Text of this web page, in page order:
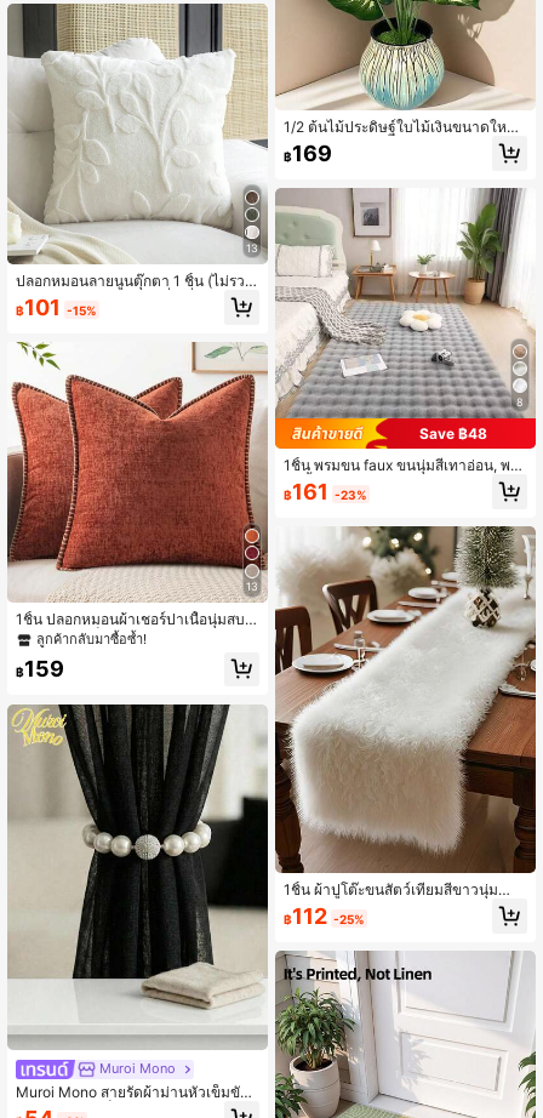
าที่ระบายอากาศได้ดี, ไม่มีปลอกหมอน.
ใช้ได้สำหรับโซฟาห้องนั่งเล่น, ตกแต่งห้
อง, งานเลี้ยงวันหยุดและเบาะรถยนต์.
13
ปลอกหมอนลายนูนตุ๊กตา 1 ชิ้น (ไม่รวม
แกนหมอน) ปลอกหมอนสี่เหลี่ยมสไตล์เรี
ยบง่ายเหมาะสำหรับห้องนั่งเล่นและห้อง
฿101 -15%
13
1ชิ้น ปลอกหมอนผ้าเชอร์ปาเนื้อนุ่มสบา
ยพร้อมขอบเย็บ สีสนิม (ไม่รวมไส้หมอ
น) เหมาะสำหรับโซฟา, เตียง, ฤดูใบไม้
ผลิ/ฤดูร้อน
ลูกค้ากลับมาซื้อซ้ำ!
฿159
Muroi Mono
Muroi Mono สายรัดผ้าม่านหัวเข็มขัด
มุก ABS แม่เหล็ก, สายรัดผ้าม่านดูดแม่
1/2 ต้นไม้ประดิษฐ์ใบไม้เงินขนาดใหญ่
แบบสมจริง - ต้นไม้ใบกว้างดีไซน์ตกแ
ต่ง สร้างสไตล์ป่าฝนเขตร้อนใบกว้างสีเ
นร่มและกลางแจ้ง ต้นไม้ประดิษฐ์ในกระ
ถาง เหมาะสำหรับงานแต่งงาน โรงแรม
สวน ลานบ้าน การจัดฉากถ่ายภาพ และ
อื่นๆ
฿169
8
Save ฿48
1ชิ้น พรมขน faux ขนนุ่มสีเทาอ่อน, พร
มปูพื้นนุ่มสบาย, เรียบง่ายและสง่างาม, เ
หมาะสำหรับเบาะโซฟา, ที่นั่งเก้าอี้, ข้าง
ตกแต่งบ้านห้องนอน, พรมตกแต่งบ้านฤ
ดูหนาวที่ดีที่สุดสำหรับห้องนั่งเล่น, ห้อง
นอน, ข้างเตียง, โซฟา, พรมห้องครัวใน
ตู้เสื้อผ้า
฿161 -23%
1ชิ้น ผ้าปูโต๊ะขนสัตว์เทียมสีขาวนุ่มสำห
รับฤดูหนาว, ตกแต่งบ้าน, ผ้าปูโต๊ะปาร์
ตี้วันหยุด, เหมาะสำหรับโต๊ะกาแฟและโ
โต๊ะอาหารในครัววันหยุด, ตกแต่งปาร์ตี้
ที่บ้าน, ตกแต่งห้อง, ตกแต่งปาร์ตี้คริสต์
มาส
฿112 -25%